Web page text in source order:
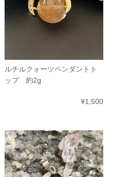
ルチルクォーツペンダントト
ップ 約2g
¥1,500